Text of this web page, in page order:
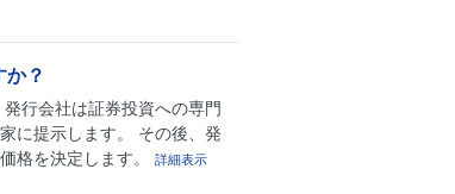
？
行会社は証券投資への専門
に提示します。 その後、発
格を決定します。
詳細表示